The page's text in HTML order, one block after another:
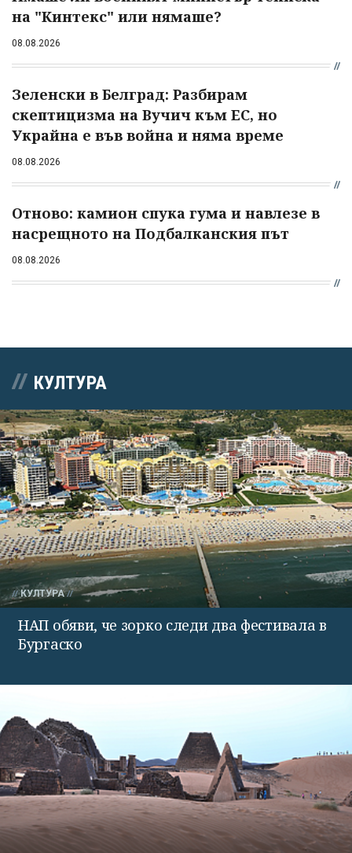
на "Кинтекс" или нямаше?
08.08.2026
Зеленски в Белград: Разбирам
скептицизма на Вучич към ЕС, но
Украйна е във война и няма време
08.08.2026
Отново: камион спука гума и навлезе в
насрещното на Подбалканския път
08.08.2026
КУЛТУРА
КУЛТУРА
НАП обяви, че зорко следи два фестивала в
Бургаско